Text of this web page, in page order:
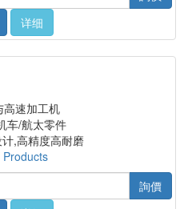
详细
高速加工机
车/航太零件
,高精度高耐磨
Products
詢價